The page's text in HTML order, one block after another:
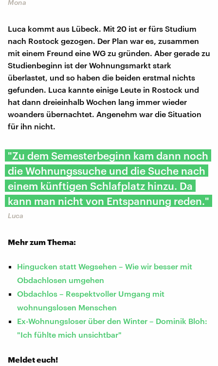
Mona
Luca kommt aus Lübeck. Mit 20 ist er fürs Studium
nach Rostock gezogen. Der Plan war es, zusammen
mit einem Freund eine WG zu gründen. Aber gerade zu
Studienbeginn ist der Wohnungsmarkt stark
überlastet, und so haben die beiden erstmal nichts
gefunden. Luca kannte einige Leute in Rostock und
hat dann dreieinhalb Wochen lang immer wieder
woanders übernachtet. Angenehm war die Situation
für ihn nicht.
"Zu dem Semesterbeginn kam dann noch
die Wohnungssuche und die Suche nach
einem künftigen Schlafplatz hinzu. Da
kann man nicht von Entspannung reden."
Luca
Mehr zum Thema:
Hingucken statt Wegsehen – Wie wir besser mit
Obdachlosen umgehen
Obdachlos – Respektvoller Umgang mit
wohnungslosen Menschen
Ex-Wohnungsloser über den Winter – Dominik Bloh:
"Ich fühlte mich unsichtbar"
Meldet euch!